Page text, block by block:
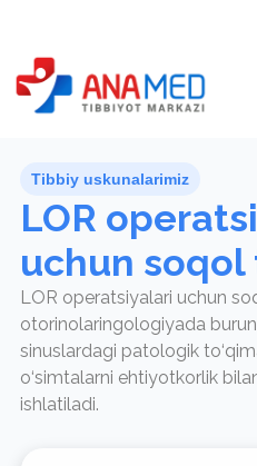
Tibbiy uskunalarimiz
LOR
uchun soqol
LOR operatsiyalari uchun
otorinolaringologiyada burun
sinuslardagi patologik
o‘simtalarni ehtiyotkorlik
ishlatiladi.